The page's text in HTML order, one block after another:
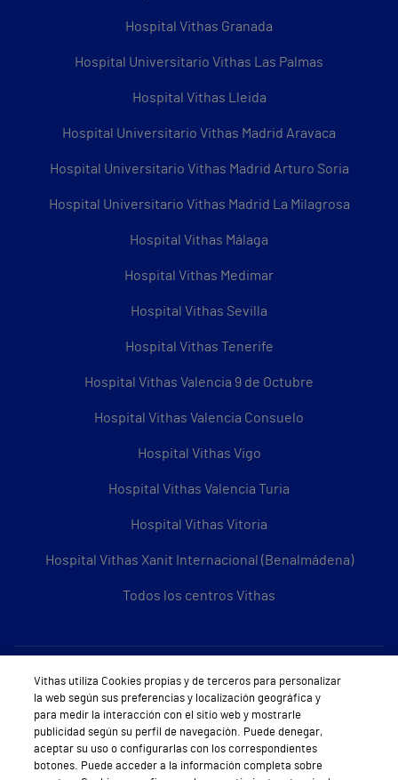
Hospital Vithas Granada
Hospital Universitario Vithas Las Palmas
Hospital Vithas Lleida
Hospital Universitario Vithas Madrid Aravaca
Hospital Universitario Vithas Madrid Arturo Soria
Hospital Universitario Vithas Madrid La Milagrosa
Hospital Vithas Málaga
Hospital Vithas Medimar
Hospital Vithas Sevilla
Hospital Vithas Tenerife
Hospital Vithas Valencia 9 de Octubre
Hospital Vithas Valencia Consuelo
Hospital Vithas Vigo
Hospital Vithas Valencia Turia
Hospital Vithas Vitoria
Hospital Vithas Xanit Internacional (Benalmádena)
Todos los centros Vithas
Sobre Vithas
Quiénes somos
Trabajar en Vithas
Vithas utiliza Cookies propias y de terceros para personalizar
la web según sus preferencias y localización geográfica y
para medir la interacción con el sitio web y mostrarle
publicidad según su perfil de navegación. Puede denegar,
aceptar su uso o configurarlas con los correspondientes
botones. Puede acceder a la información completa sobre